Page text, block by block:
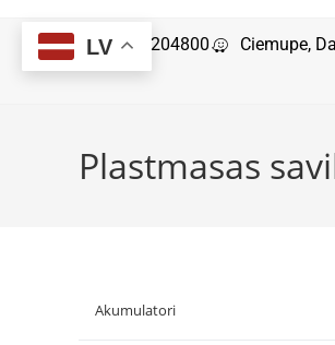
29204800 Ciemupe,
Plastmasas
Akumulatori
LV